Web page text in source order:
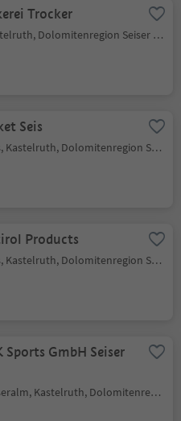
Trocker
Kastelruth, Dolomitenregion Seiser Alm
Seis
Seis, Kastelruth, Dolomitenregion Seiser Alm
Products
Seis, Kastelruth, Dolomitenregion Seiser Alm
Sports GmbH Seiser
Seiseralm, Kastelruth, Dolomitenregion Seiser Alm